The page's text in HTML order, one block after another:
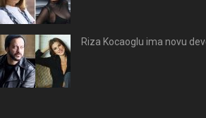
Riza Kocaoglu ima novu